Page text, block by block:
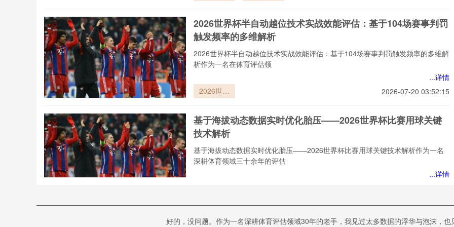
连失两届世
界杯
2026世界杯半自动越位技术实战效能评估：基于104场赛事判罚
触发频率的多维解析
2026世界杯半自动越位技术实战效能评估：基于104场赛事判罚触发频率的多维解
析作为一名在体育评估领
...详情
2026世界
效能评估：
基于104场
发频率的多
维解析
2026-07-20 03:52:15
基于海拔动态数据实时优化胎压——2026世界杯比赛用球关键
技术解析
基于海拔动态数据实时优化胎压——2026世界杯比赛用球关键技术解析作为一名
深耕体育领域三十余年的评估
...详情
优化胎压
——2026
“基于临界进球效率模型解析2026世界杯季军战胜负概率”
好的，没问题。作为一名深耕体育评估领域30年的老手，我见过太多数据的浮华与泡沫，